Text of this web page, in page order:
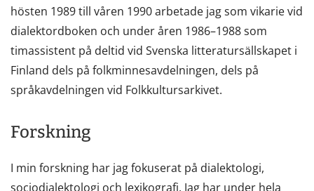
hösten 1989 till våren 1990 arbetade jag som vikarie vid
dialektordboken och under åren 1986–1988 som
timassistent på deltid vid Svenska litteratursällskapet i
Finland dels på folkminnesavdelningen, dels på
språkavdelningen vid Folkkultursarkivet.
Forskning
I min forskning har jag fokuserat på dialektologi,
sociodialektologi och lexikografi. Jag har under hela